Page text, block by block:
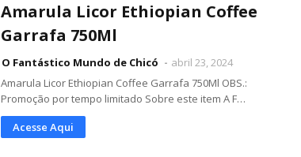
Amarula Licor Ethiopian Coffee
Garrafa 750Ml
O Fantástico Mundo de Chicó
abril 23, 2024
Amarula Licor Ethiopian Coffee Garrafa 750Ml OBS.:
Promoção por tempo limitado Sobre este item A F…
Acesse Aqui